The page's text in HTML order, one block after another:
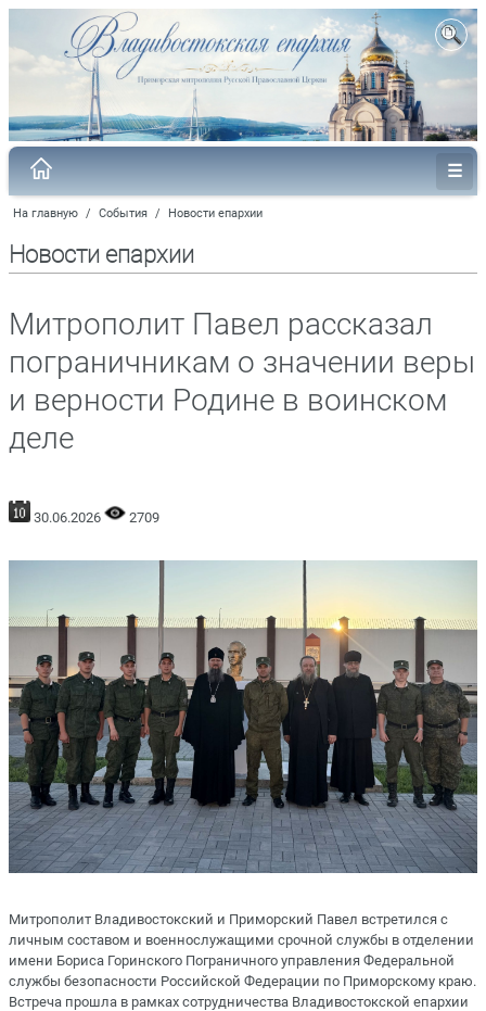
На главную / События / Новости епархии
Новости епархии
Митрополит Павел рассказал
пограничникам о значении веры
и верности Родине в воинском
деле
30.06.2026 2709
Митрополит Владивостокский и Приморский Павел встретился с
личным составом и военнослужащими срочной службы в отделении
имени Бориса Горинского Пограничного управления Федеральной
службы безопасности Российской Федерации по Приморскому краю.
Встреча прошла в рамках сотрудничества Владивостокской епархии